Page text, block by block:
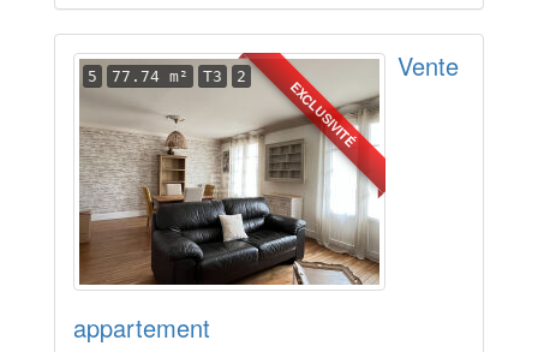
EXCLUSIVITÉ
5 77.74 m² T3 2 Vente
appartement